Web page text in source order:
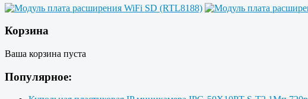
Корзина
Ваша корзина пуста
Популярное: